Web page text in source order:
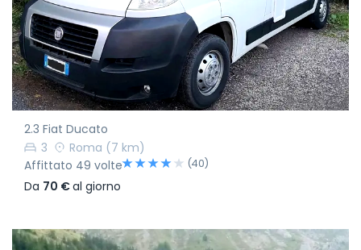
2.3 Fiat Ducato
3
Roma (7 km)
Affittato 49 volte
(40)
Da 70 €al giorno